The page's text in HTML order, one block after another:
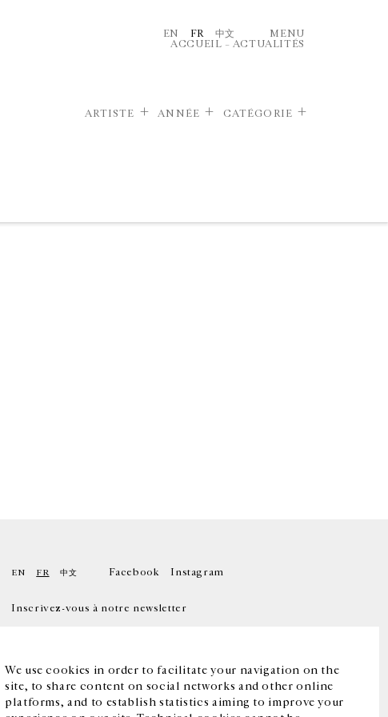
We use cookies in order to facilitate your navigation on the
site, to share content on social networks and other online
platforms, and to establish statistics aiming to improve your
EN FR 中文
MENU
ACCUEIL – ACTUALITÉS
ARTISTE ANNÉE CATÉGORIE
EN FR 中文 Facebook Instagram
Inscrivez-vous à notre newsletter